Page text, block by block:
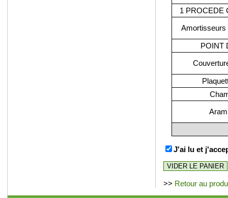
1 PROCEDE
Amortisseurs
POINT
J'ai lu et
>> Retour au